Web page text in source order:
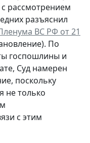
рассмотрением
разъяснил
ВС РФ от 21
По
госпошлины и
Суд намерен
поскольку
не только
с этим